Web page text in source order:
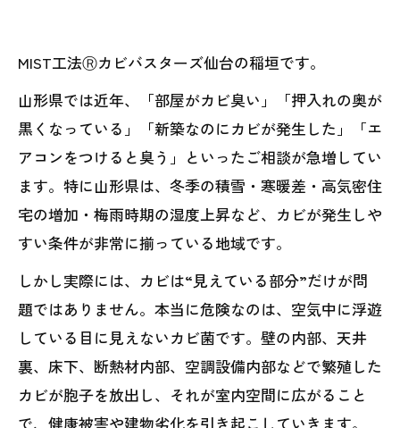
MIST工法Ⓡカビバスターズ仙台の稲垣です。
山形県では近年、「部屋がカビ臭い」「押入れの奥が
黒くなっている」「新築なのにカビが発生した」「エ
アコンをつけると臭う」といったご相談が急増してい
ます。特に山形県は、冬季の積雪・寒暖差・高気密住
宅の増加・梅雨時期の湿度上昇など、カビが発生しや
すい条件が非常に揃っている地域です。
しかし実際には、カビは“見えている部分”だけが問
題ではありません。本当に危険なのは、空気中に浮遊
している目に見えないカビ菌です。壁の内部、天井
裏、床下、断熱材内部、空調設備内部などで繁殖した
カビが胞子を放出し、それが室内空間に広がること
で、健康被害や建物劣化を引き起こしていきます。